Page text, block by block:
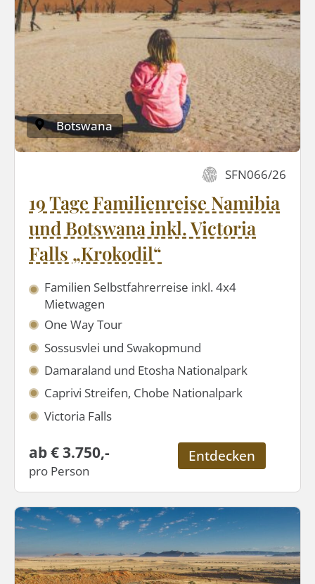
Botswana
SFN066/26
19 Tage Familienreise Namibia
und Botswana inkl. Victoria
Falls „Krokodil“
Familien Selbstfahrerreise inkl. 4x4
Mietwagen
One Way Tour
Sossusvlei und Swakopmund
Damaraland und Etosha Nationalpark
Caprivi Streifen, Chobe Nationalpark
Victoria Falls
ab € 3.750,-
pro Person
Entdecken